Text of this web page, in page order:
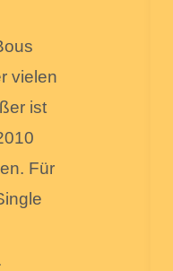
vielen
ist
Für